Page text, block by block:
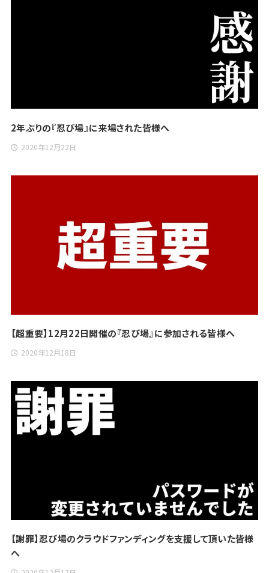
2年ぶりの『忍び場』に来場された皆様へ
2020年12月22日
【超重要】12月22日開催の『忍び場』に参加される皆様へ
2020年12月18日
【謝罪】忍び場のクラウドファンディングを支援して頂いた皆様
へ